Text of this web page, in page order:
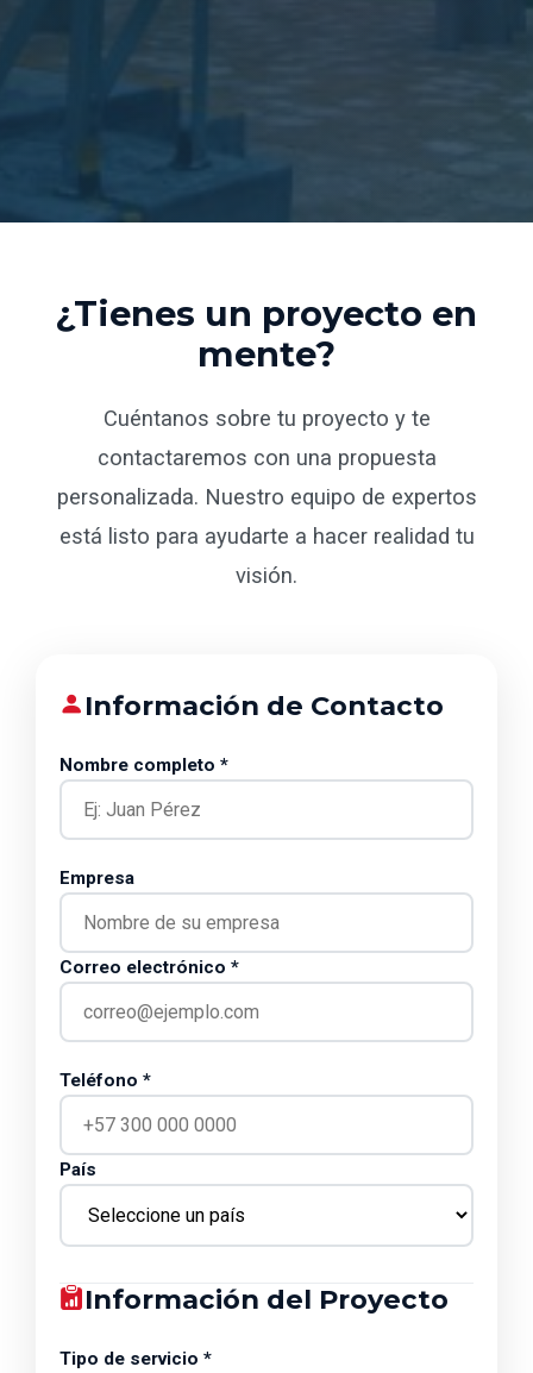
¿Tienes un proyecto en
mente?
Cuéntanos sobre tu proyecto y te
contactaremos con una propuesta
personalizada. Nuestro equipo de expertos
está listo para ayudarte a hacer realidad tu
visión.
Información de Contacto
Nombre completo *
Empresa
Correo electrónico *
Teléfono *
País
Información del Proyecto
Tipo de servicio *